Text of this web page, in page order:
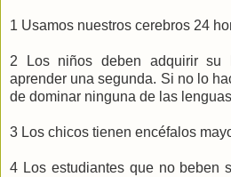
1 Usamos nuestros cerebros 24
2 Los niños deben adquirir su
aprender una segunda. Si no lo
de dominar ninguna de las lenguas
3 Los chicos tienen encéfalos
4 Los estudiantes que no beben